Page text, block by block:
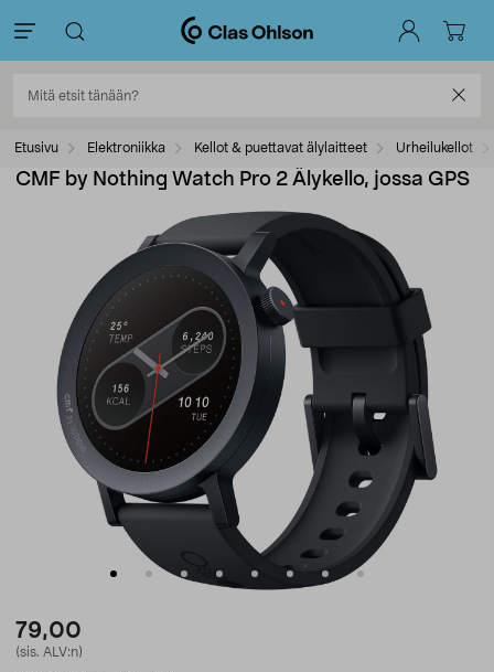
Etusivu Elektroniikka Kellot & puettavat älylaitteet Urheilukellot
CMF by Nothing Watch Pro 2 Älykello, jossa GPS
79,00
(sis. ALV:n)